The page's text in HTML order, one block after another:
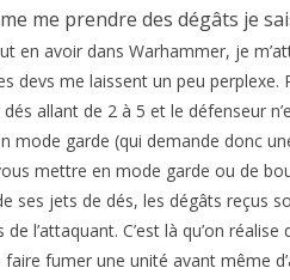
me prendre des dégâts je
en avoir dans Warhammer, je
devs me laissent un peu
allant de 2 à 5 et le défenseur
mode garde (qui demande donc
mettre en mode garde ou de
ses jets de dés, les dégâts reçus
l’attaquant. C’est là qu’on
fumer une unité avant même